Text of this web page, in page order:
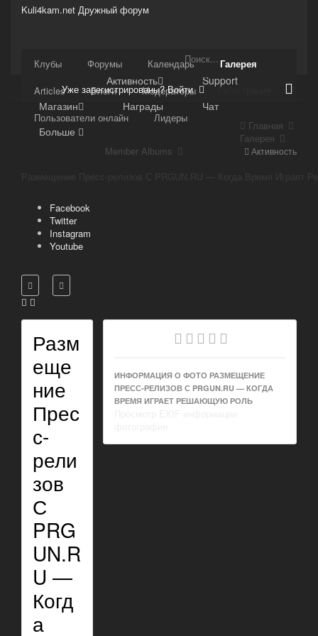
Kuli4kam.net Дружный форум
Сайт
Клубы Форумы Календарь
Галерея
Articles
Блоги
Модераторы
Пользователи онлайн
Лидеры
Активность
Support
Магазин
Награды
Чат
Больше
Уже зарегистрированы? Войти Регистрация
Активность
Главная
Галерея
Member Albums
Facebook
Twitter
Instagram
Youtube
Разм
еще
ние
Прес
с-
рели
зов
С
PRG
UN.R
U —
Когд
а
ИНФОРМАЦИЯ О ФОТО РАЗМЕЩЕНИЕ
ПРЕСС-РЕЛИЗОВ С PRGUN.RU — КОГДА
ВРЕМЯ ИГРАЕТ РЕШАЮЩУЮ РОЛЬ